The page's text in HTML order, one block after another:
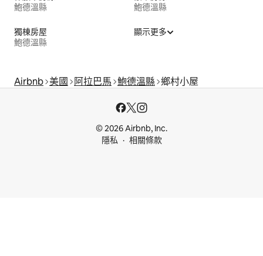
鮑德溫縣
鮑德溫縣
獨棟房屋
鮑德溫縣
顯示更多
Airbnb 美國 阿拉巴馬 鮑德溫縣 鄉村小屋
© 2026 Airbnb, Inc.
隱私
相關條款